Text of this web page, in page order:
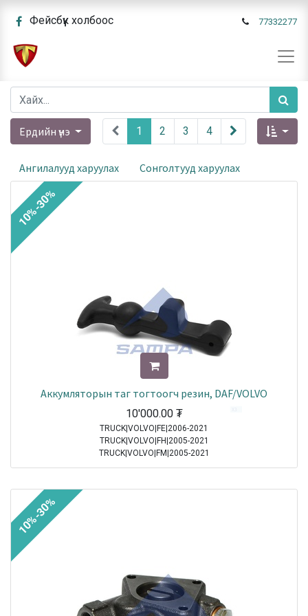
Фейсбүүк холбоос 77332277
Ердийн үнэ 1 2 3 4
Ангилалууд харуулах Сонголтууд харуулах
Аккумляторын таг тогтоогч резин, DAF/VOLVO
10'000.00₮
TRUCK|VOLVO|FE|2006-2021
TRUCK|VOLVO|FH|2005-2021
TRUCK|VOLVO|FM|2005-2021
TRUCK|DAF|95XF|1997-2002
TRUCK|DAF|75CF|1998-2000
TRUCK|DAF|XF95|2002-2006
TRUCK|MERCEDES|Atego 2|2004-2021
TRUCK|MERCEDES|Axor 2|2004-2021
10%-30%
10%-30%